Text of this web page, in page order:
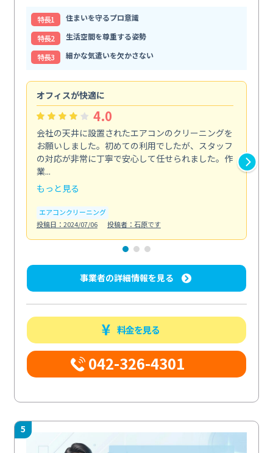
特⻑1
住まいを守るプロ意識
特⻑2
生活空間を尊重する姿勢
特⻑3
細かな気遣いを欠かさない
オフィスが快適に
4.0
会社の天井に設置されたエアコンのクリーニングを
お願いしました。初めての利用でしたが、スタッフ
の対応が非常に丁寧で安心して任せられました。作
業...
もっと見る
エアコンクリーニング
投稿日：2024/07/06
投稿者：石原です
事業者の詳細情報を見る
料金を見る
042-326-4301
5